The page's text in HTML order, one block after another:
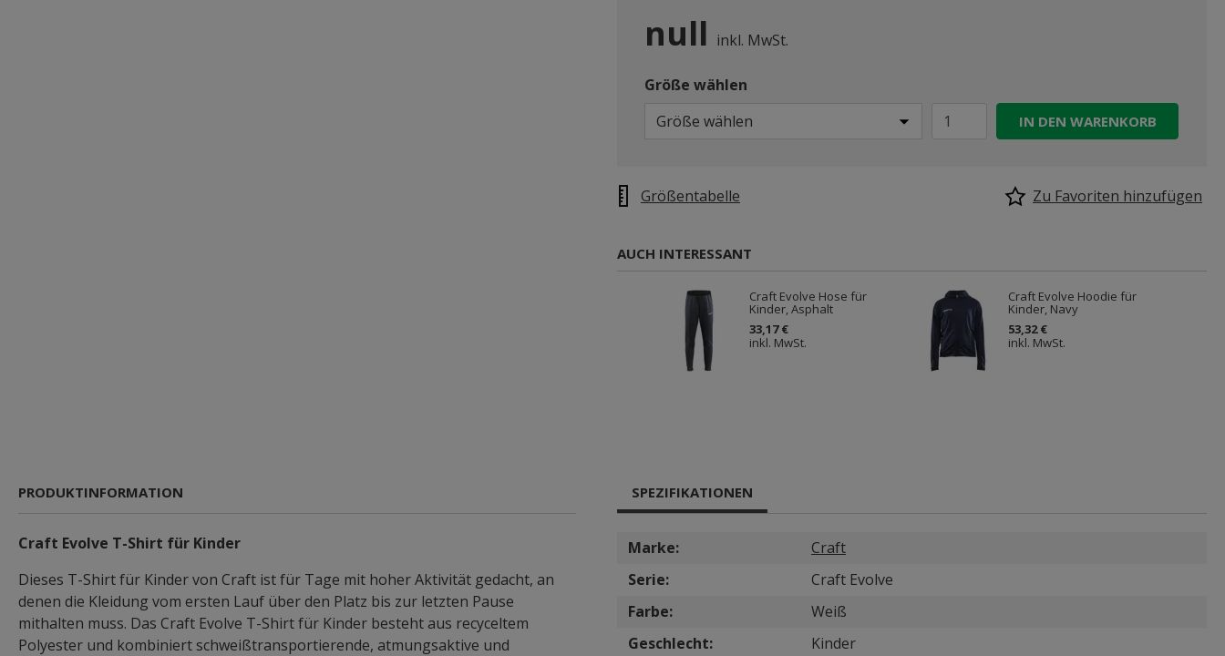
null inkl. MwSt.
Größe wählen
Größe wählen
IN DEN WARENKORB
Größentabelle Zu Favoriten hinzufügen
AUCH INTERESSANT
Craft Evolve Hose für
Kinder, Asphalt
33,17 €
inkl. MwSt.
Craft Evolve Hoodie für
Kinder, Navy
53,32 €
inkl. MwSt.
PRODUKTINFORMATION
Craft Evolve T-Shirt für Kinder
Dieses T-Shirt für Kinder von Craft ist für Tage mit hoher Aktivität gedacht, an
denen die Kleidung vom ersten Lauf über den Platz bis zur letzten Pause
mithalten muss. Das Craft Evolve T-Shirt für Kinder besteht aus recyceltem
Polyester und kombiniert schweißtransportierende, atmungsaktive und
SPEZIFIKATIONEN
Marke:
Craft
Serie:
Craft Evolve
Farbe:
Weiß
Geschlecht:
Kinder